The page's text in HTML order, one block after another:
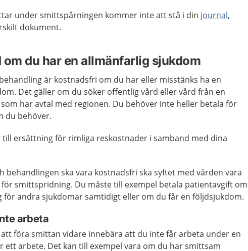
under smittspårningen kommer inte att stå i din journal,
dokument.
om du har en allmänfarlig sjukdom
är kostnadsfri om du har eller misstänks ha en
Det gäller om du söker offentlig vård eller vård från en
har avtal med regionen. Du behöver inte heller betala för
du behöver.
till ersättning för rimliga reskostnader i samband med dina
behandlingen ska vara kostnadsfri ska syftet med vården vara
smittspridning. Du måste till exempel betala patientavgift om
för andra sjukdomar samtidigt eller om du får en följdsjukdom.
arbeta
föra smittan vidare innebära att du inte får arbeta under en
ett arbete. Det kan till exempel vara om du har smittsam